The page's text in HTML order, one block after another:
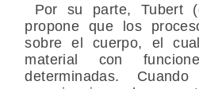
Por su parte, Tubert
propone que los
sobre el cuerpo, el
material con
determinadas.